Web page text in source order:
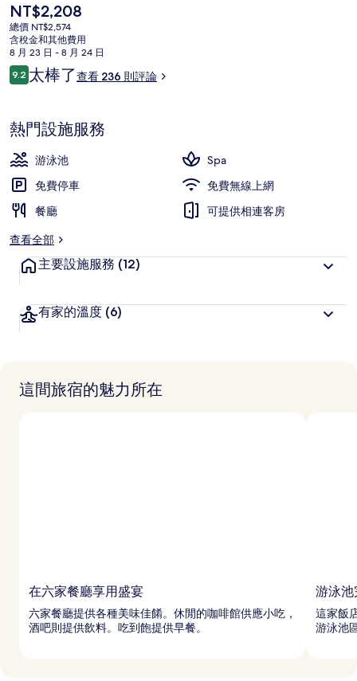
目
前
的
價
格
是
NT$2,208
總價 NT$2,574
含稅金和其他費用
8 月 23 日 - 8 月 24 日
評
論
9.29.2 分，滿分 10 分，
太棒了查看 236 則評論
熱門設施服務
游泳池
Spa
免費停車
免費無線上網
餐廳
可提供相連客房
查看全部
主要設施服務 (12)
有家的溫度 (6)
這間旅宿的魅力所在
在六家餐廳享用盛宴
六家餐廳提供各種美味佳餚。休閒的咖啡館供應小吃，
酒吧則提供飲料。吃到飽提供早餐。
游泳池
這家飯
游泳池